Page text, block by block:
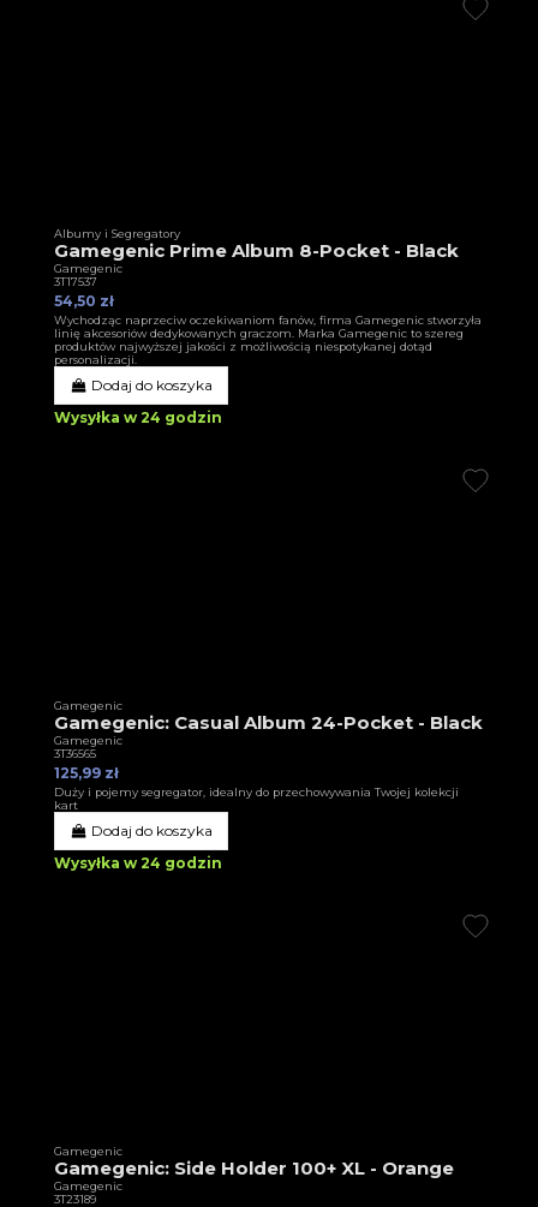
Albumy i Segregatory
Gamegenic Prime Album 8-Pocket - Black
Gamegenic
3T17537
54,50 zł
Wychodząc naprzeciw oczekiwaniom fanów, firma Gamegenic stworzyła
linię akcesoriów dedykowanych graczom. Marka Gamegenic to szereg
produktów najwyższej jakości z możliwością niespotykanej dotąd
personalizacji.
Dodaj do koszyka
Wysyłka w 24 godzin
Gamegenic
Gamegenic: Casual Album 24-Pocket - Black
Gamegenic
3T36565
125,99 zł
Duży i pojemy segregator, idealny do przechowywania Twojej kolekcji
kart
Dodaj do koszyka
Wysyłka w 24 godzin
Gamegenic
Gamegenic: Side Holder 100+ XL - Orange
Gamegenic
3T23189